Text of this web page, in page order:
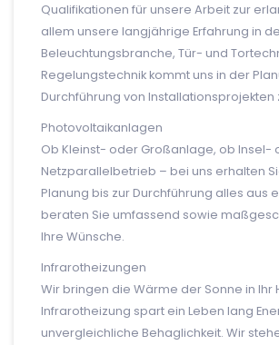
Qualifikationen für unsere Arbeit zur
allem unsere langjährige Erfahrung in
Beleuchtungsbranche, Tür- und
Regelungstechnik kommt uns in der
Durchführung von Installationsprojekten
Photovoltaikanlagen
Ob Kleinst- oder Großanlage, ob Insel-
Netzparallelbetrieb – bei uns erhalten
Planung bis zur Durchführung alles aus
beraten Sie umfassend sowie
Ihre Wünsche.
Infrarotheizungen
Wir bringen die Wärme der Sonne in Ihr
Infrarotheizung spart ein Leben lang
unvergleichliche Behaglichkeit. Wir